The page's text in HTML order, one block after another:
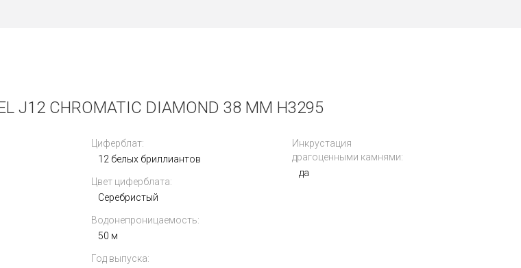
CHROMATIC DIAMOND 38 MM H3295
Циферблат:
12 белых бриллиантов
Цвет циферблата:
Серебристый
Водонепроницаемость:
50 м
Год выпуска:
Инкрустация
драгоценными камнями:
да